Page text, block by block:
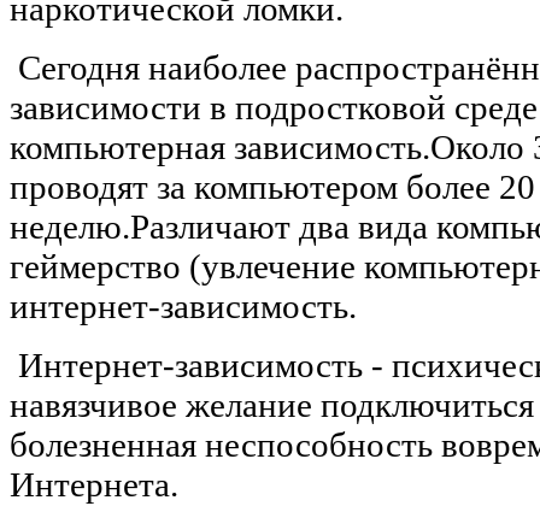
наркотической ломки.
Сегодня наиболее
зависимости в подростковой
компьютерная зависимость.Около
проводят за компьютером более
неделю.Различают два вида
геймерство (увлечение
интернет-зависимость.
Интернет-зависимость -
навязчивое желание
болезненная неспособность
Интернета.